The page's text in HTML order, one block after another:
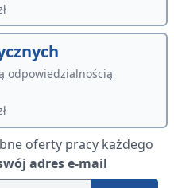
odpowiedzialnością
oferty pracy każdego
adres e-mail